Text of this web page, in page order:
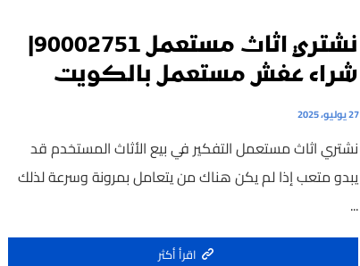
شراء عفش مستعمل بالكويت
27 يوليو، 2025
نشتري اثاث مستعمل التفكير في بيع الأثاث المستخدم قد
يبدو متعب إذا لم يكن هناك من يتعامل بمرونة وسرعة لذلك
...
اقرأ أكثر